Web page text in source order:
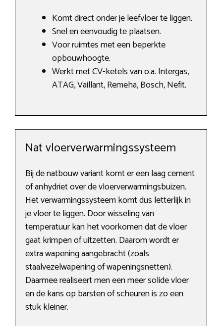
Komt direct onder je leefvloer te liggen.
Snel en eenvoudig te plaatsen.
Voor ruimtes met een beperkte
opbouwhoogte.
Werkt met CV-ketels van o.a. Intergas,
ATAG, Vaillant, Remeha, Bosch, Nefit.
Nat vloerverwarmingssysteem
Bij de natbouw variant komt er een laag cement
of anhydriet over de vloerverwarmingsbuizen.
Het verwarmingssysteem komt dus letterlijk in
je vloer te liggen. Door wisseling van
temperatuur kan het voorkomen dat de vloer
gaat krimpen of uitzetten. Daarom wordt er
extra wapening aangebracht (zoals
staalvezelwapening of wapeningsnetten).
Daarmee realiseert men een meer solide vloer
en de kans op barsten of scheuren is zo een
stuk kleiner.